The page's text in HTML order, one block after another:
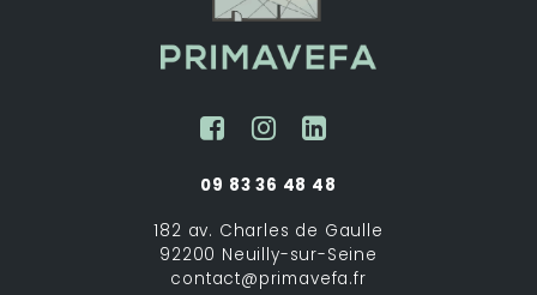
09 83 36 48 48
182 av. Charles de Gaulle
92200 Neuilly-sur-Seine
contact@primavefa.fr